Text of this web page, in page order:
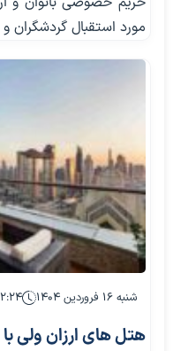
مورد استقبال گردشگران
شنبه ۱۶ فروردین ۱۴۰۴
هتل های ارزان ولی